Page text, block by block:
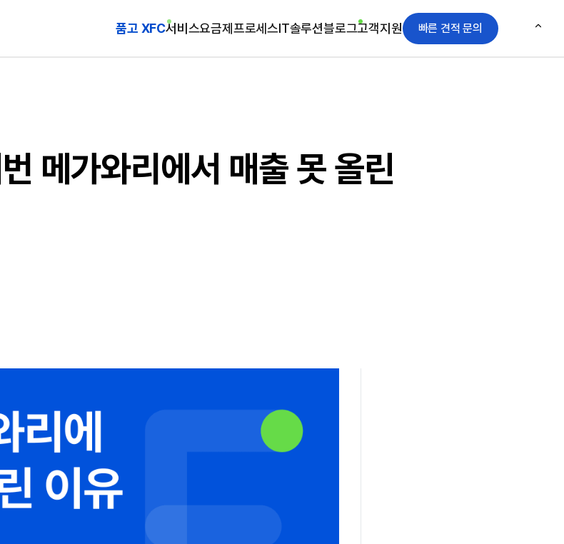
품고 XFC서비스요금제프로세스IT솔루션블로그고객지원 빠른 견적 문의
메가와리에서 매출 못 올린